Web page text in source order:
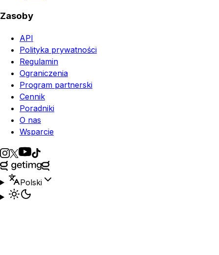
Zasoby
API
Polityka prywatności
Regulamin
Ograniczenia
Program partnerski
Cennik
Poradniki
O nas
Wsparcie
Polski